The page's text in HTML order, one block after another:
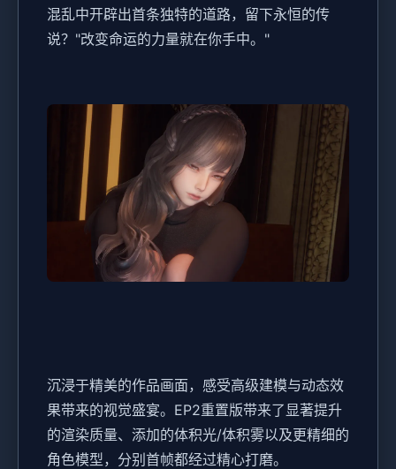
混乱中开辟出首条独特的道路，留下永恒的传
说？"改变命运的力量就在你手中。"
沉浸于精美的作品画面，感受高级建模与动态效
果带来的视觉盛宴。EP2重置版带来了显著提升
的渲染质量、添加的体积光/体积雾以及更精细的
角色模型，分别首帧都经过精心打磨。